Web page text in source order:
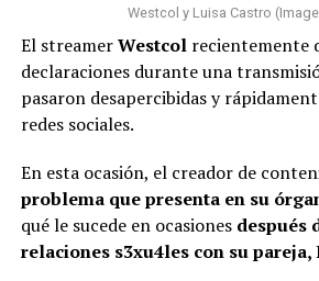
Hice la historia
cuánto conocí al
hija, lo conocí hace
(…) Duramos un tiempo
separados y cantidad
(…) No diré nada
quiera hablar del
están utilizando,
decirlo”.
Westcol y Luisa Castro
El streamerWestcolrecientemente
declaraciones durante una
pasaron desapercibidas y
redes sociales.
En esta ocasión, el creador de
problema que presenta en su
qué le sucede en ocasiones después
relaciones s3xu4les con su pareja,